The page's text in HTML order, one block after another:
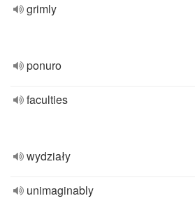
grimly
ponuro
faculties
wydziały
unimaginably